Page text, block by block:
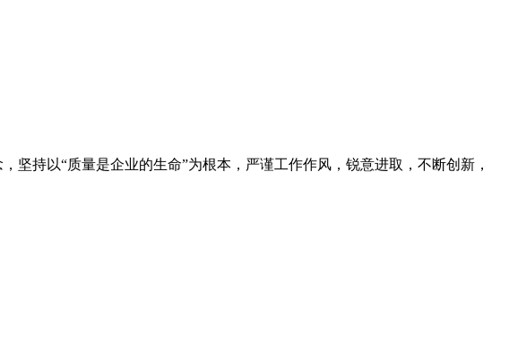
坚持以“质量是企业的生命”为根本，严谨工作作风，锐意进取，不断创新，